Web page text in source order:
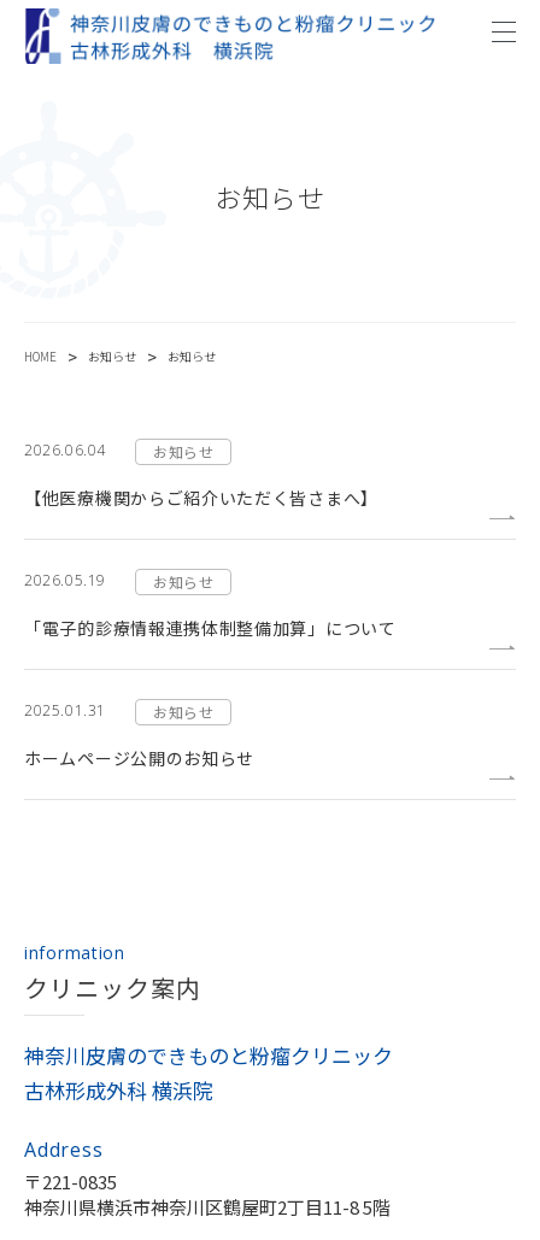
お知らせ
HOME > お知らせ > お知らせ
2026.06.04 お知らせ
【他医療機関からご紹介いただく皆さまへ】
2026.05.19 お知らせ
「電子的診療情報連携体制整備加算」について
2025.01.31 お知らせ
ホームページ公開のお知らせ
information
クリニック案内
神奈川皮膚のできものと粉瘤クリニック
古林形成外科 横浜院
Address
〒221-0835
神奈川県横浜市神奈川区鶴屋町2丁目11-8 5階